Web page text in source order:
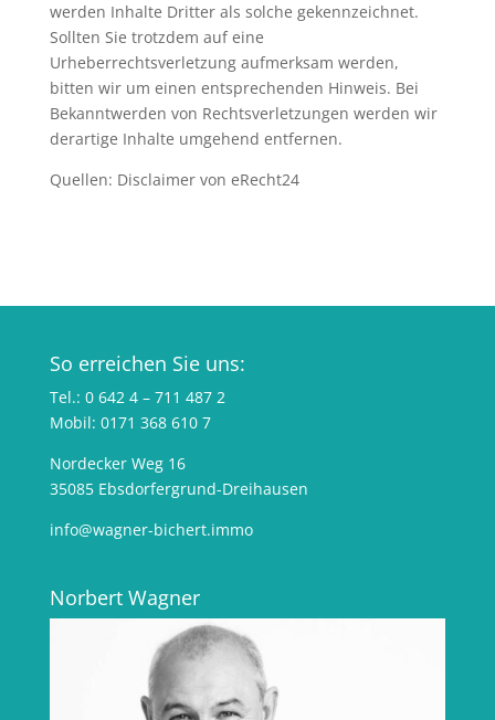
werden Inhalte Dritter als solche gekennzeichnet.
Sollten Sie trotzdem auf eine
Urheberrechtsverletzung aufmerksam werden,
bitten wir um einen entsprechenden Hinweis. Bei
Bekanntwerden von Rechtsverletzungen werden wir
derartige Inhalte umgehend entfernen.
Quellen: Disclaimer von eRecht24
So erreichen Sie uns:
Tel.: 0 642 4 – 711 487 2
Mobil: 0171 368 610 7
Nordecker Weg 16
35085 Ebsdorfergrund-Dreihausen
info@wagner-bichert.immo
Norbert Wagner